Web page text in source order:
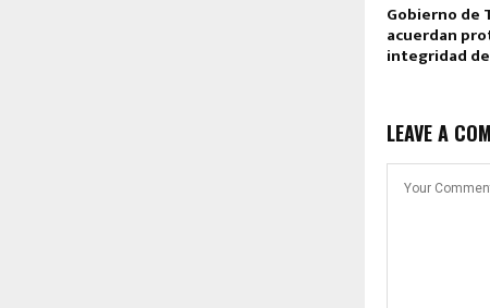
Gobierno de
acuerdan
integridad
LEAVE A